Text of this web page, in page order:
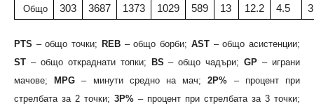
Общо 303 3687 1373 1029 589 13 12.2 4.5
PTS – общо точки; REB– общо борби; AST– общо асистенции;
ST – общо откраднати топки; BS – общо чадъри;GP – играни
мачове;
MPG – минути средно на мач;2P% – процент при
стрелбата за 2 точки; 3P% – процент при стрелбата за 3 точки;